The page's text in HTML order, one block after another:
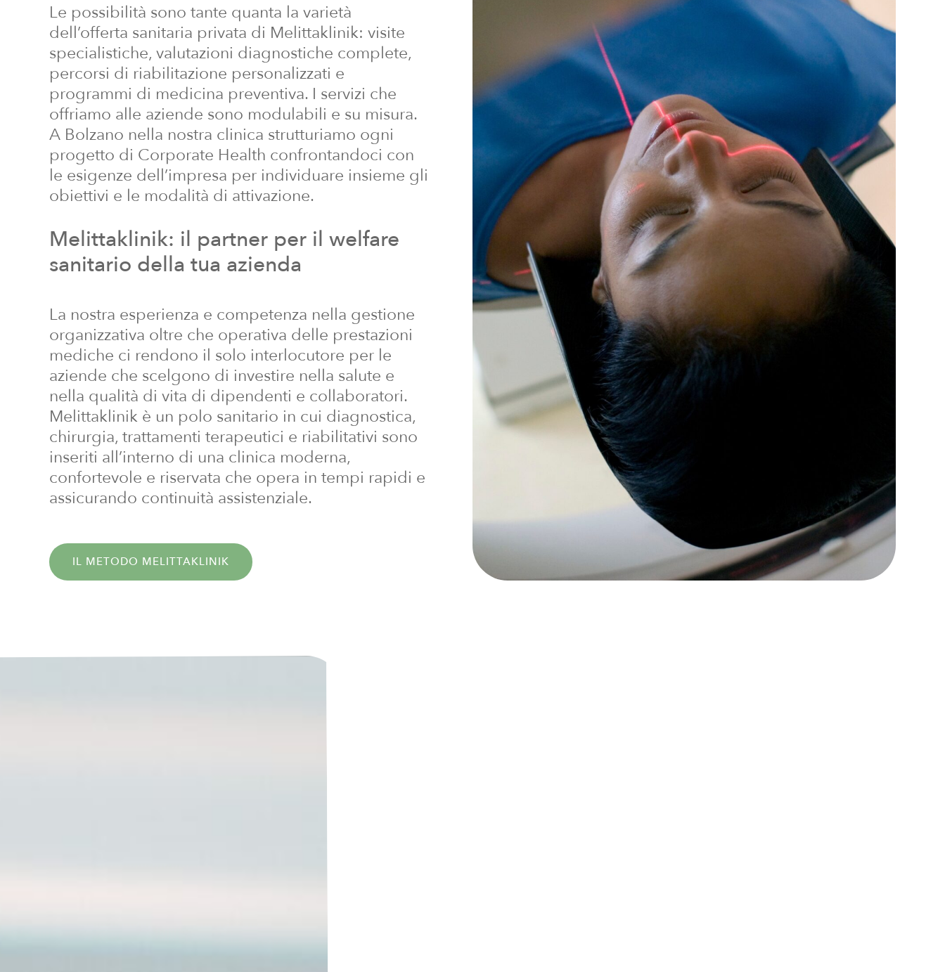
Le possibilità sono tante quanta la varietà
dell’offerta sanitaria privata di Melittaklinik: visite
specialistiche, valutazioni diagnostiche complete,
percorsi di riabilitazione personalizzati e
programmi di medicina preventiva. I servizi che
offriamo alle aziende sono modulabili e su misura.
A Bolzano nella nostra clinica strutturiamo ogni
progetto di Corporate Health confrontandoci con
le esigenze dell’impresa per individuare insieme gli
obiettivi e le modalità di attivazione.
Melittaklinik: il partner per il welfare
sanitario della tua azienda
La nostra esperienza e competenza nella gestione
organizzativa oltre che operativa delle prestazioni
mediche ci rendono il solo interlocutore per le
aziende che scelgono di investire nella salute e
nella qualità di vita di dipendenti e collaboratori.
Melittaklinik è un polo sanitario in cui diagnostica,
chirurgia, trattamenti terapeutici e riabilitativi sono
inseriti all’interno di una clinica moderna,
confortevole e riservata che opera in tempi rapidi e
assicurando continuità assistenziale.
IL METODO MELITTAKLINIK